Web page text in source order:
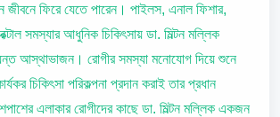
জীবনে ফিরে যেতে পারেন। পাইলস, এনাল ফিশার,
সমস্যার আধুনিক চিকিৎসায় ডা. মিল্টন মল্লিক
আস্থাভাজন। রোগীর সমস্যা মনোযোগ দিয়ে শুনে
চিকিৎসা পরিকল্পনা প্রদান করাই তার প্রধান
এলাকার রোগীদের কাছে ডা. মিল্টন মল্লিক একজন